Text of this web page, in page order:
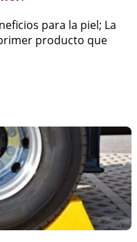
para la piel; La
producto que